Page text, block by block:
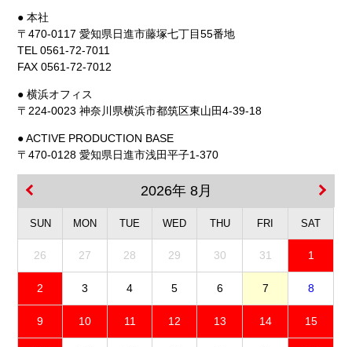
● 本社
〒470-0117 愛知県日進市藤塚七丁目55番地
TEL 0561-72-7011
FAX 0561-72-7012
● 横浜オフィス
〒224-0023 神奈川県横浜市都筑区東山田4-39-18
● ACTIVE PRODUCTION BASE
〒470-0128 愛知県日進市浅田平子1-370
2026年 8月
SUN MON TUE WED THU FRI SAT
26 27 28 29 30 31 1
2 3 4 5 6 7 8
9 10 11 12 13 14 15